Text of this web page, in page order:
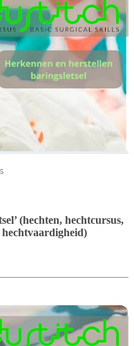
(hechten, hechtcursus,
hechtvaardigheid)